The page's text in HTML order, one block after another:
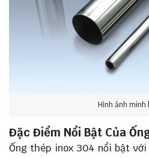
Hình ảnh minh
Đặc Điểm Nổi Bật Của
Ống thép inox 304 nổi bật